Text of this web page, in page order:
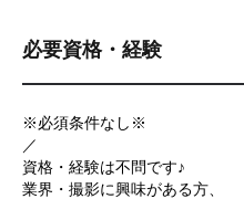
必要資格・経験
※必須条件なし※
／
資格・経験は不問です♪
業界・撮影に興味がある方、